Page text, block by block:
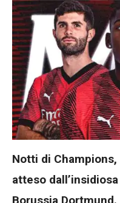
Notti di
atteso
Borussia